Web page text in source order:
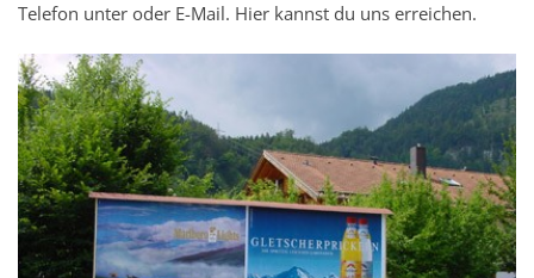
Telefon unter oder E-Mail. Hier kannst du uns erreichen.